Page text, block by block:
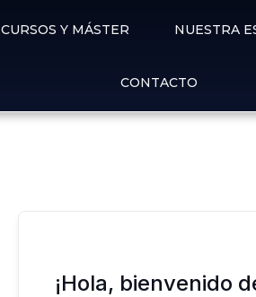
CURSOS Y MÁSTER NUESTRA
CONTACTO
¡Hola, bienvenido